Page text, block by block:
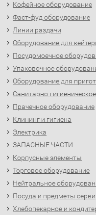
Кофейное оборудование
Фаст-фуд оборудование
Линии раздачи
Оборудование для
Посудомоечное
Упаковочное
Оборудование для
Санитарно-
Прачечное оборудование
Клининг и гигиена
Электрика
ЗАПАСНЫЕ ЧАСТИ
Корпусные элементы
Торговое оборудование
Нейтральное
Посуда и предметы
Хлебопекарное и